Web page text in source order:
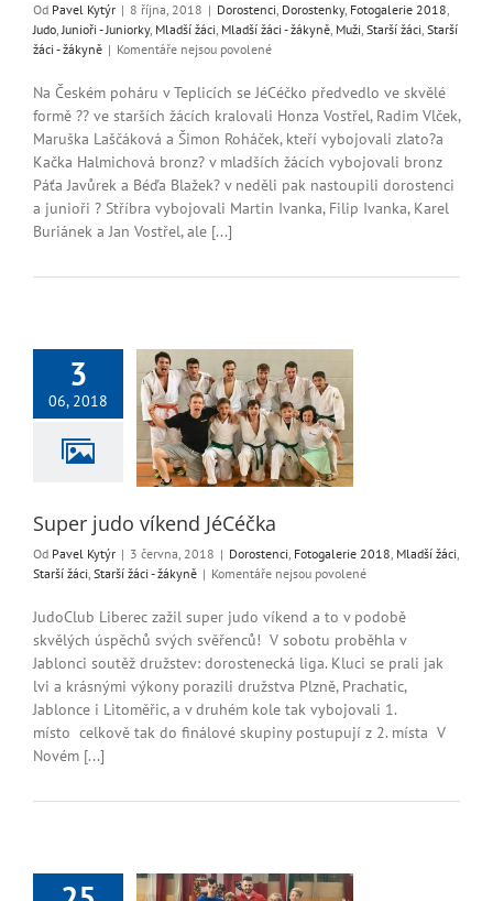
Od Pavel Kytýr | 8 října, 2018 | Dorostenci, Dorostenky, Fotogalerie 2018,
Judo,Junioři - Juniorky, Mladší žáci, Mladší žáci - žákyně, Muži, Starší žáci, Starší
žáci - žákyně | Komentáře nejsou povolenéu
s
názvem
Liberec
3.
nejlepší
klub
Na Českém poháru v Teplicích se JéCéčko předvedlo ve skvělé
formě ?? ve starších žácích kralovali Honza Vostřel, Radim Vlček,
Maruška Laščáková a Šimon Roháček, kteří vybojovali zlato?a
Kačka Halmichová bronz? v mladších žácích vybojovali bronz
Páťa Javůrek a Béďa Blažek? v neděli pak nastoupili dorostenci
a junioři ? Stříbra vybojovali Martin Ivanka, Filip Ivanka, Karel
Buriánek a Jan Vostřel, ale [...]
3
06, 2018
víkend JéCéčka
Fotogalerie 2018
Starší žáci Starší
Super judo víkend JéCéčka
Od Pavel Kytýr | 3 června, 2018 | Dorostenci Fotogalerie 2018 Mladší žáci
Starší žáci Starší žáci - žákyně | Komentáře nejsou povolenéu
s
názvem
Super
judo
víkend
JéCéčka
JudoClub Liberec zažil super judo víkend a to v podobě
skvělých úspěchů svých svěřenců! V sobotu proběhla v
Jablonci soutěž družstev: dorostenecká liga. Kluci se prali jak
lvi a krásnými výkony porazili družstva Plzně, Prachatic,
Jablonce i Litoměřic, a v druhém kole tak vybojovali 1.
místo celkově tak do finálové skupiny postupují z 2. místa V
Novém [...]